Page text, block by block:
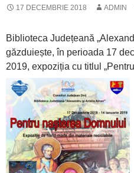
17 DECEMBRIE 2018 ADMIN
Biblioteca Județeană
găzduiește, în perioada 17
2019, expoziția cu titlul